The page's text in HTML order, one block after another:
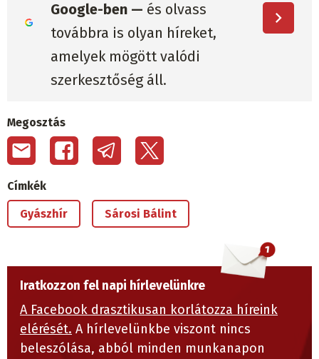
Google-ben — és olvass
továbbra is olyan híreket,
amelyek mögött valódi
szerkesztőség áll.
Megosztás
Címkék
Gyászhír Sárosi Bálint
Iratkozzon fel napi hírlevelünkre
A Facebook drasztikusan korlátozza híreink
elérését. A hírlevelünkbe viszont nincs
beleszólása, abból minden munkanapon